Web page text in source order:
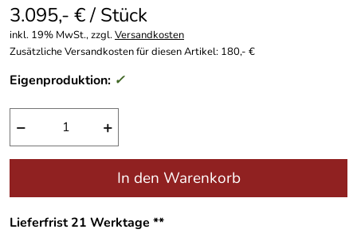
3.095,- € / Stück
inkl. 19% MwSt., zzgl.Versandkosten
Zusätzliche Versandkosten für diesen Artikel: 180,- €
Eigenproduktion: ✓
− +
In den Warenkorb
Lieferfrist 21 Werktage **